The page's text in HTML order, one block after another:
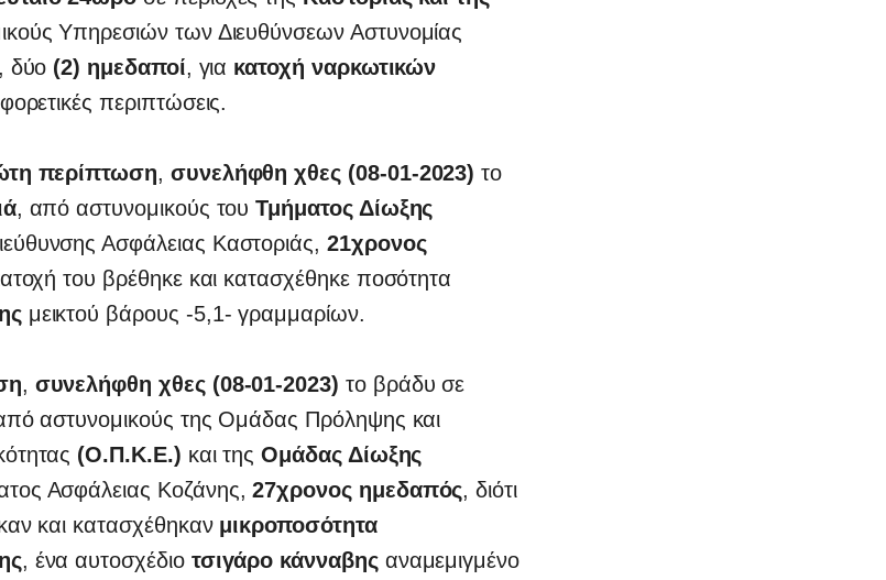
Υπηρεσιών των Διευθύνσεων Αστυνομίας
δύο (2) ημεδαποί, για κατοχή ναρκωτικών
περιπτώσεις.
περίπτωση, συνελήφθη χθες (08-01-2023) το
, από αστυνομικούς τουΤμήματος Δίωξης
Ασφάλειας Καστοριάς, 21χρονος
του βρέθηκε και κατασχέθηκε ποσότητα
μεικτού βάρους -5,1- γραμμαρίων.
, συνελήφθη χθες (08-01-2023) το βράδυ σε
αστυνομικούς της Ομάδας Πρόληψης και
(Ο.Π.Κ.Ε.) και τηςΟμάδας Δίωξης
Ασφάλειας Κοζάνης, 27χρονος ημεδαπός, διότι
και κατασχέθηκανμικροποσότητα
, ένα αυτοσχέδιο τσιγάρο κάνναβηςαναμεμιγμένο